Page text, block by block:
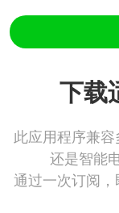
下载
此应用程序兼
还是智能
通过一次订阅